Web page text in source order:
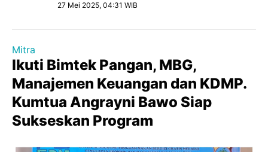
27 Mei 2025, 04:31 WIB
Mitra
Ikuti Bimtek Pangan, MBG,
Manajemen Keuangan dan KDMP.
Kumtua Angrayni Bawo Siap
Sukseskan Program